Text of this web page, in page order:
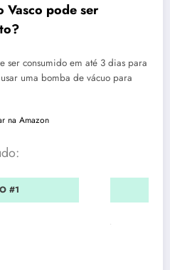
Vasco pode ser
ser consumido em até 3 dias para
uma bomba de vácuo para
na Amazon
#1